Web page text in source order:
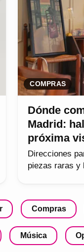
COMPRAS
Dónde
Madrid:
próxima
Direcciones
piezas raras y
Compras
Música